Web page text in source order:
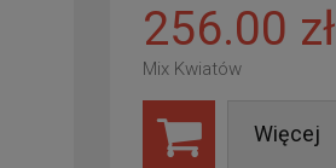
256.00 zł
Mix Kwiatów
Więcej